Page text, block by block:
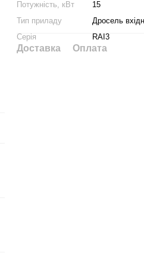
Потужність, кВт
15
Тип приладу
Дросель
Серія
RAI3
Доставка Оплата